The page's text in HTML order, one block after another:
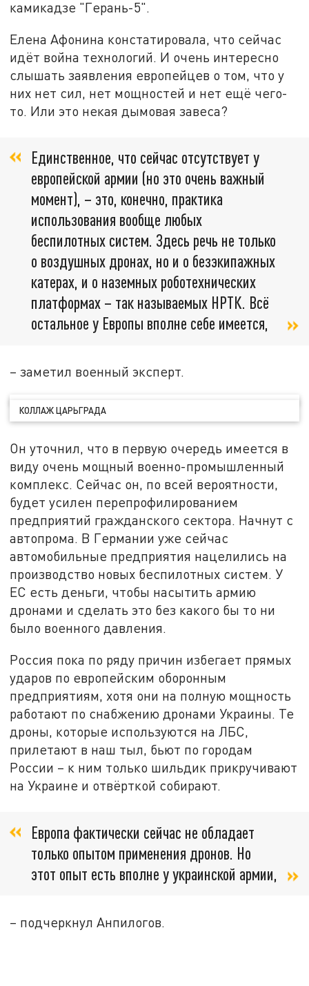
камикадзе "Герань-5".
Елена Афонина констатировала, что сейчас
идёт война технологий. И очень интересно
слышать заявления европейцев о том, что у
них нет сил, нет мощностей и нет ещё чего-
то. Или это некая дымовая завеса?
Единственное, что сейчас отсутствует у
европейской армии (но это очень важный
момент), – это, конечно, практика
использования вообще любых
беспилотных систем. Здесь речь не только
о воздушных дронах, но и о безэкипажных
катерах, и о наземных роботехнических
платформах – так называемых НРТК. Всё
остальное у Европы вполне себе имеется,
– заметил военный эксперт.
КОЛЛАЖ ЦАРЬГРАДА
Он уточнил, что в первую очередь имеется в
виду очень мощный военно-промышленный
комплекс. Сейчас он, по всей вероятности,
будет усилен перепрофилированием
предприятий гражданского сектора. Начнут с
автопрома. В Германии уже сейчас
автомобильные предприятия нацелились на
производство новых беспилотных систем. У
ЕС есть деньги, чтобы насытить армию
дронами и сделать это без какого бы то ни
было военного давления.
Россия пока по ряду причин избегает прямых
ударов по европейским оборонным
предприятиям, хотя они на полную мощность
работают по снабжению дронами Украины. Те
дроны, которые используются на ЛБС,
прилетают в наш тыл, бьют по городам
России – к ним только шильдик прикручивают
на Украине и отвёрткой собирают.
Европа фактически сейчас не обладает
только опытом применения дронов. Но
этот опыт есть вполне у украинской армии,
– подчеркнул Анпилогов.